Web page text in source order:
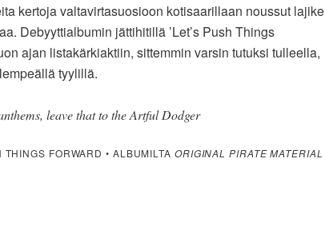
kertoja valtavirtasuosioon kotisaarillaan noussut lajike
Debyyttialbumin jättihitillä ’Let’s Push Things
ajan listakärkiaktiin, sittemmin varsin tutuksi tulleella,
tyylillä.
leave that to the Artful Dodger
FORWARD • ALBUMILTA ORIGINAL PIRATE MATERIAL